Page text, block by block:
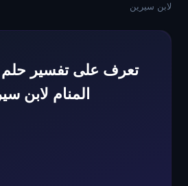
لابن سيرين
تعرف على تفسير
المنام لابن